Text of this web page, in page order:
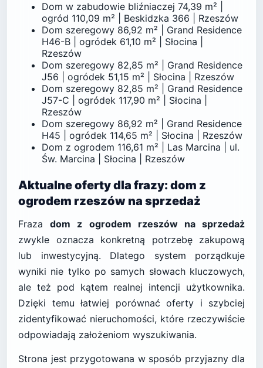
Dom w zabudowie bliźniaczej 74,39 m² |
ogród 110,09 m² | Beskidzka 366 | Rzeszów
Dom szeregowy 86,92 m² | Grand Residence
H46-B | ogródek 61,10 m² | Słocina |
Rzeszów
Dom szeregowy 82,85 m² | Grand Residence
J56 | ogródek 51,15 m² | Słocina | Rzeszów
Dom szeregowy 82,85 m² | Grand Residence
J57-C | ogródek 117,90 m² | Słocina |
Rzeszów
Dom szeregowy 86,92 m² | Grand Residence
H45 | ogródek 114,65 m² | Słocina | Rzeszów
Dom z ogrodem 116,61 m² | Las Marcina | ul.
Św. Marcina | Słocina | Rzeszów
Aktualne oferty dla frazy: dom z
ogrodem rzeszów na sprzedaż
Frazadom z ogrodem rzeszów na sprzedaż
zwykle oznacza konkretną potrzebę zakupową
lub inwestycyjną. Dlatego system porządkuje
wyniki nie tylko po samych słowach kluczowych,
ale też pod kątem realnej intencji użytkownika.
Dzięki temu łatwiej porównać oferty i szybciej
zidentyfikować nieruchomości, które rzeczywiście
odpowiadają założeniom wyszukiwania.
Strona jest przygotowana w sposób przyjazny dla